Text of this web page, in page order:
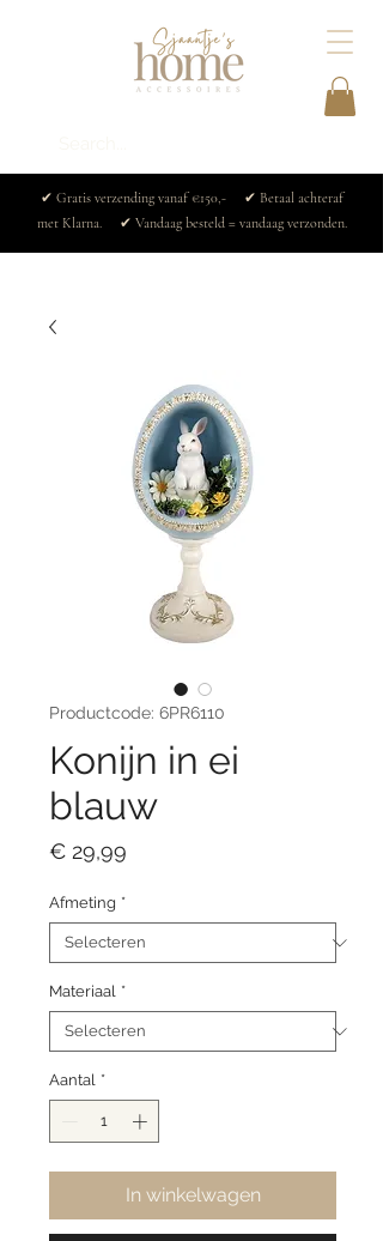
✔ Gratis verzending vanaf €150,- ✔ Betaal achteraf
met Klarna. ✔ Vandaag besteld = vandaag verzonden.
Productcode: 6PR6110
Konijn in ei
blauw
€ 29,99
Afmeting *
Materiaal *
Aantal *
In winkelwagen